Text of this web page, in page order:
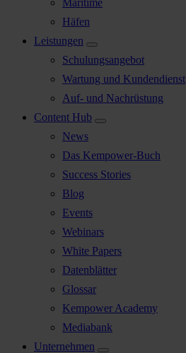
Maritime
Häfen
Leistungen
Schulungsangebot
Wartung und Kundendienst
Auf- und Nachrüstung
Content Hub
News
Das Kempower-Buch
Success Stories
Blog
Events
Webinars
White Papers
Datenblätter
Glossar
Kempower Academy
Mediabank
Unternehmen